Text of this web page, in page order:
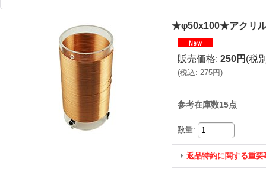
★φ50x100★アクリ
販売価格: 250円 (税
(税込: 275円)
参考在庫数15点
数量:
返品特約に関する重要